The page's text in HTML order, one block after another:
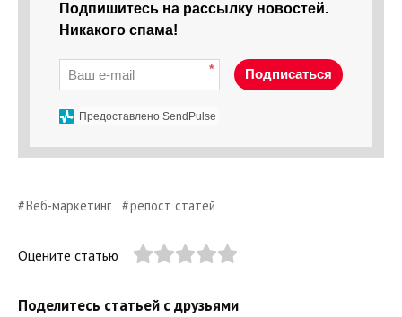
Подпишитесь на рассылку новостей.
Никакого спама!
* Подписаться
Предоставлено SendPulse
Веб-маркетинг репост статей
Оцените статью
Поделитесь статьей с друзьями